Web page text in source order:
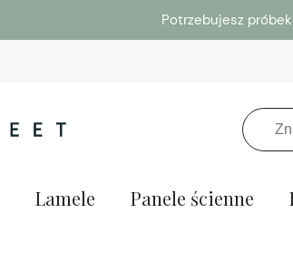
Potrzebujesz
Lamele Panele ścienne